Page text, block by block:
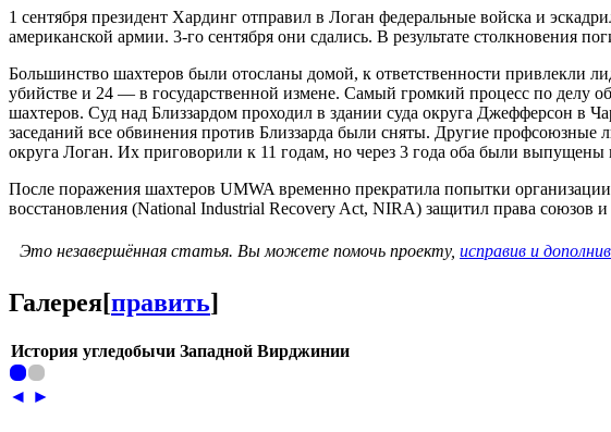
1 сентября президент Хардинг отправил в Логан федеральные войска и
американской армии. 3-го сентября они сдались. В результате столкновения
Большинство шахтеров были отосланы домой, к ответственности привлекли
убийстве и 24 — в государственной измене. Самый громкий процесс по делу
шахтеров. Суд над Близзардом проходил в здании суда округа Джефферсон в
заседаний все обвинения против Близзарда были сняты. Другие
округа Логан. Их приговорили к 11 годам, но через 3 года оба были выпущены
После поражения шахтеров UMWA временно прекратила попытки
восстановления (National Industrial Recovery Act, NIRA) защитил права
Это незавершённая статья. Вы можете помочь проекту, исправив и дополнив
Галерея[править]
История угледобычи Западной Вирджинии
◄ ►